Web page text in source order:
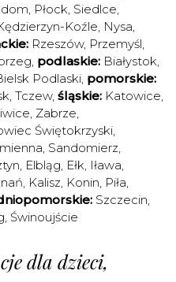
, Płock, Siedlce,
Koźle, Nysa,
Rzeszów, Przemyśl,
, podlaskie: Białystok,
Podlaski, pomorskie:
, Tczew, śląskie: Katowice,
, Zabrze,
Świętokrzyski,
, Sandomierz,
, Elbląg, Ełk, Iława,
, Kalisz, Konin, Piła,
Szczecin,
, Świnoujście
dla dzieci,